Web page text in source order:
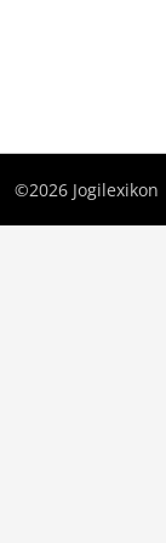
©2026 Jogilexikon